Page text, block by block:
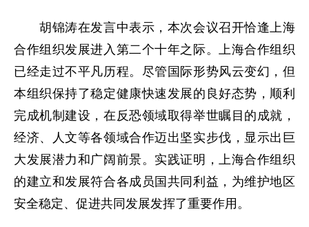
胡锦涛在发言中表示，本次会议召开恰逢上海
合作组织发展进入第二个十年之际。上海合作组织
已经走过不平凡历程。尽管国际形势风云变幻，但
本组织保持了稳定健康快速发展的良好态势，顺利
完成机制建设，在反恐领域取得举世瞩目的成就，
经济、人文等各领域合作迈出坚实步伐，显示出巨
大发展潜力和广阔前景。实践证明，上海合作组织
的建立和发展符合各成员国共同利益，为维护地区
安全稳定、促进共同发展发挥了重要作用。